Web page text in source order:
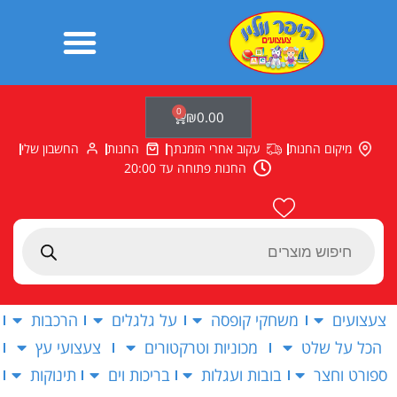
Products
₪0.00
0
עגלת
קניות
מיקום החנות עקוב אחרי הזמנתך החנות
החשבון שלי
החנות פתוחה עד 20:00
צעצועים משחקי קופסה על גלגלים
הרכבות
הכל על שלט
מכוניות וטרקטורים
צעצועי עץ
ספורט וחצר
בובות ועגלות בריכות וים
תינוקות